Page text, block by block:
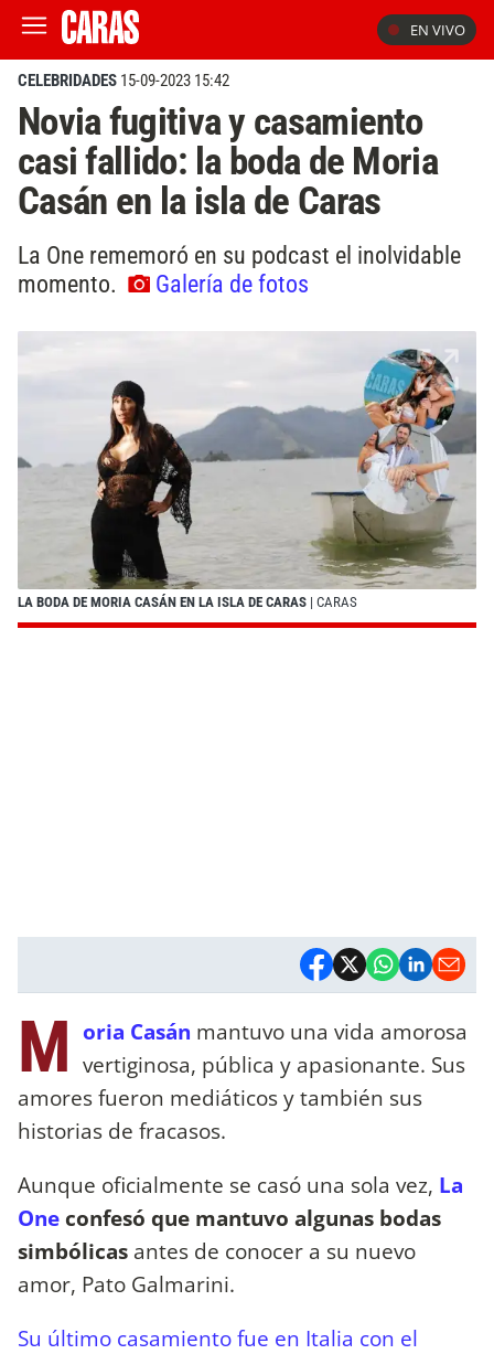
EN VIVO
CELEBRIDADES 15-09-2023 15:42
Novia fugitiva y casamiento
casi fallido: la boda de Moria
Casán en la isla de Caras
La One rememoró en su podcast el inolvidable
momento.
Galería de fotos
LA BODA DE MORIA CASÁN EN LA ISLA DE CARAS | CARAS
M oria Casán mantuvo una vida amorosa
vertiginosa, pública y apasionante. Sus
amores fueron mediáticos y también sus
historias de fracasos.
Aunque oficialmente se casó una sola vez, La
One confesó que mantuvo algunas bodas
simbólicas antes de conocer a su nuevo
amor, Pato Galmarini.
Su último casamiento fue en Italia con el